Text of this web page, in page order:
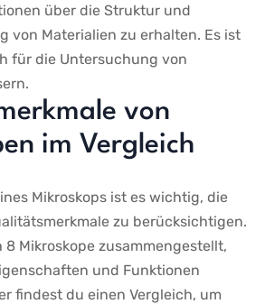
⁤über die Struktur und
von⁣ Materialien zu erhalten. Es ist
für ‍die Untersuchung​ von
von
im Vergleich
Mikroskops ist es wichtig, die
zu⁤ berücksichtigen.
Mikroskope zusammengestellt,
und Funktionen
⁢findest du einen Vergleich, um